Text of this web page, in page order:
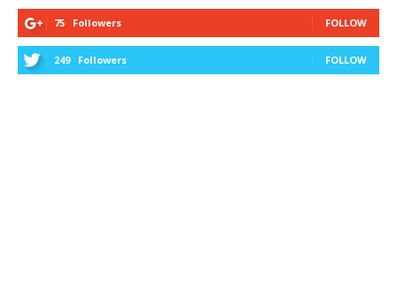
75 Followers FOLLOW
249 Followers FOLLOW